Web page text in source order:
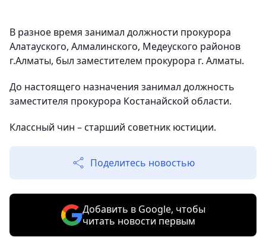
В разное время занимал должности прокурора
Алатауского, Алмалинского, Медеуского районов
г.Алматы, был заместителем прокурора г. Алматы.
До настоящего назначения занимал должность
заместителя прокурора Костанайской области.
Классный чин – старший советник юстиции.
Поделитесь новостью
Добавить в Google, чтобы
читать новости первым